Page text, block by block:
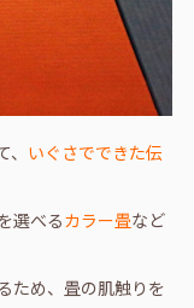
いぐさでできた伝
選べるカラー畳など
ため、畳の肌触りを